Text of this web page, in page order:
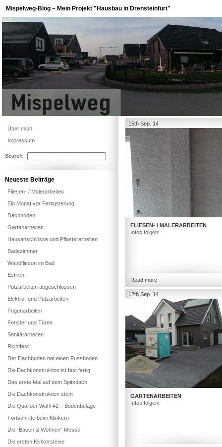
Mispelweg-Blog – Mein Projekt "Hausbau in Drensteinfurt"
15th Sep. 14
FLIESEN- / MALERARBEITEN
Infos folgen!
Read more
12th Sep. 14
GARTENARBEITEN
Infos folgen!
Über mich
Impressum
Search
Neueste Beiträge
Fliesen- / Malerarbeiten
Ein Monat vor Fertigstellung
Dachboden
Gartenarbeiten
Hausanschlüsse und Pflasterarbeiten
Badezimmer
Wandfliesen im Bad
Estrich
Putzarbeiten abgeschlossen
Elektro- und Putzarbeiten
Fugenarbeiten
Fenster und Türen
Sanitärarbeiten
Richtfest
Der Dachboden hat einen Fussboden
Die Dachkonstruktion ist fast fertig
Das erste Mal auf dem Spitzdach
Die Dachkonstruktion steht
Die Qual der Wahl #2 – Bodenbeläge
Fortschritte beim Klinkern
Die “Bauen & Wohnen” Messe
Die ersten Klinkersteine